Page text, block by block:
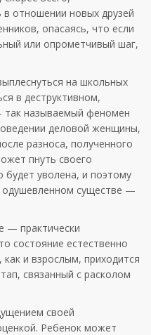
отношении новых друзей
опасаясь, что если
или опрометчивый шаг,
на школьных
в деструктивном,
называемый феномен
деловой женщины,
разноса, полученного
пнуть своего
будет уволена, и поэтому
существе —
— практически
состояние естественно
и взрослым, приходится
связанный с расколом
своей
Ребенок может